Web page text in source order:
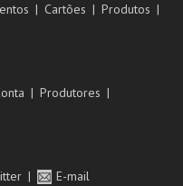
Cartões
Produtos
Produtores
E-mail